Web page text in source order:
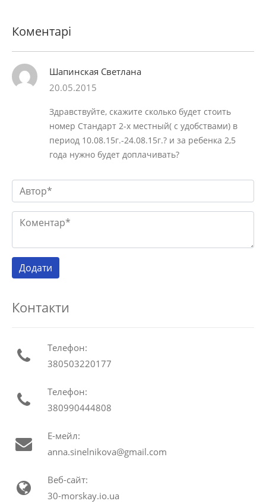
Коментарі
Шапинская Светлана
20.05.2015
Здравствуйте, скажите сколько будет стоить
номер Стандарт 2-х местный( с удобствами) в
период 10.08.15г.-24.08.15г.? и за ребенка 2,5
года нужно будет доплачивать?
Контакти
Телефон:
380503220177
Телефон:
380990444808
Е-мейл:
anna.sinelnikova@gmail.com
Веб-сайт:
30-morskay.io.ua